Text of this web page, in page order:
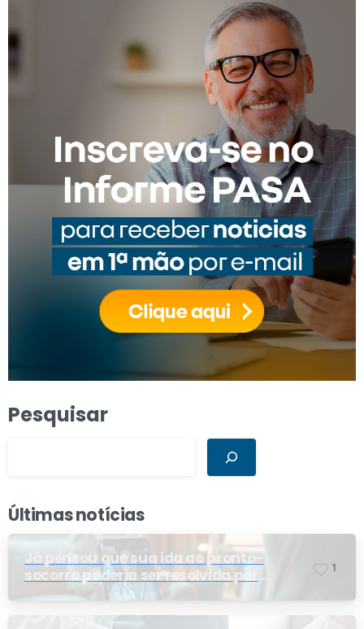
Pesquisar
Últimas notícias
Já pensou que sua ida ao pronto-
socorro poderia ser resolvida por
telemedicina?
1